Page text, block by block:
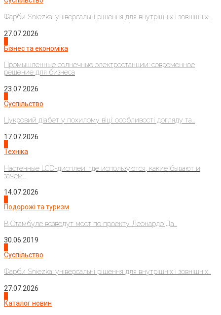
Фарби Sniezka: універсальні рішення для внутрішніх і зовнішніх...
27.07.2026
Бізнес та економіка
Промышленные солнечные электростанции: современное
решение для бизнеса
23.07.2026
Суспільство
Цукровий діабет у похилому віці: особливості догляду та...
17.07.2026
Техніка
Настенные LCD-дисплеи: где используются, какие бывают и
зачем...
14.07.2026
Подорожі та туризм
В Стамбуле возведут мост по проекту Леонардо Да...
30.06.2019
Суспільство
Фарби Sniezka: універсальні рішення для внутрішніх і зовнішніх...
27.07.2026
Каталог новин